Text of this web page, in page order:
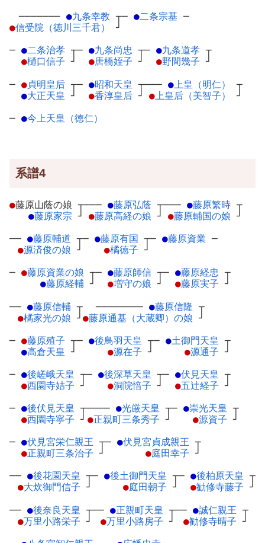
─────── ●九条幸教 ┬
●信受院（徳川三千君） ┘
─ ●二条宗基 ─
─ ●二条治孝 ┬
●樋口信子 ┘
─ ●九条尚忠 ┬
●唐橋姪子 ┘
─ ●九条道孝 ┬
●野間幾子 ┘
─ ●貞明皇后 ┬
●大正天皇 ┘
─ ●昭和天皇 ┬
●香淳皇后 ┘
─── ● 上皇（明仁）
┬
● 上皇后（美智子） ┘
─ ●今上天皇（徳仁）
系譜4
●藤原山蔭の娘 ┬
●藤原家宗 ┘
─── ●藤原弘蔭 ┬
●藤原高経の娘 ┘
─── ●藤原繁時 ┬
●藤原輔国の娘 ┘
── ●藤原輔道 ┬
●源済俊の娘 ┘
─ ●藤原有国 ┬
●橘徳子 ┘
─ ●藤原資業 ─
─ ●藤原資業の娘 ┬
●藤原経輔 ┘
─ ●藤原師信 ┬
●増守の娘 ┘
─ ●藤原経忠 ┬
●藤原実子 ┘
── ●藤原信輔 ┬
●橘家光の娘 ┘
──────── ●藤原信隆 ┬
●藤原通基（大蔵卿）の娘 ┘
─ ●藤原殖子 ┬
●高倉天皇 ┘
─ ●後鳥羽天皇 ┬
●源在子 ┘
─ ●土御門天皇 ┬
●源通子 ┘
─ ●後嵯峨天皇 ┬
●西園寺姞子 ┘
─ ●後深草天皇 ┬
●洞院愔子 ┘
─ ●伏見天皇 ┬
●五辻経子 ┘
─ ●後伏見天皇 ┬
●西園寺寧子 ┘
──── ●光厳天皇 ┬
●正親町三条秀子 ┘
─ ●崇光天皇 ┬
●源資子 ┘
─ ●伏見宮栄仁親王 ┬
●正親町三条治子 ┘
─ ●伏見宮貞成親王 ┬
●庭田幸子 ┘
── ●後花園天皇 ┬
●大炊御門信子 ┘
─ ●後土御門天皇 ┬
●庭田朝子 ┘
─ ●後柏原天皇 ┬
●勧修寺藤子 ┘
── ●後奈良天皇 ┬
●万里小路栄子 ┘
── ●正親町天皇 ┬
●万里小路房子 ┘
── ●誠仁親王 ┬
●勧修寺晴子 ┘